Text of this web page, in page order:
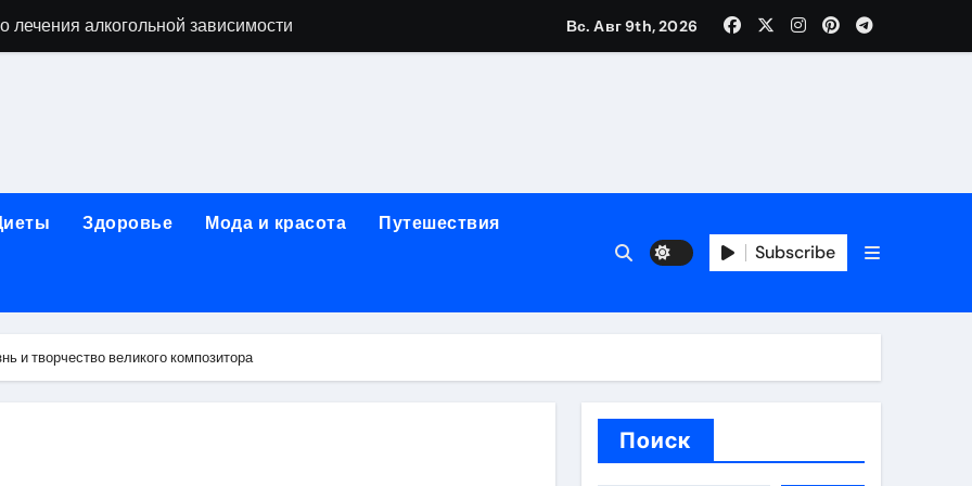
лечения алкогольной зависимости
для маникюра, педикюра, дизайна ногтей, депиляции и наращивания ресниц
огнезащитной изоляции для промышленных объектов
и Таджикистаном: варианты билетов и требования к документам
к консультации, методы обследования и ход приема
Вс. Авг 9th, 2026
Здоровье Мода и красота Путешествия
Subscribe
и творчество великого композитора
Поиск